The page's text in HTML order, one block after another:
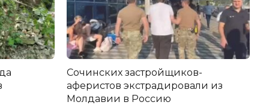
Сочинских застройщиков-
аферистов экстрадировали из
Молдавии в Россию